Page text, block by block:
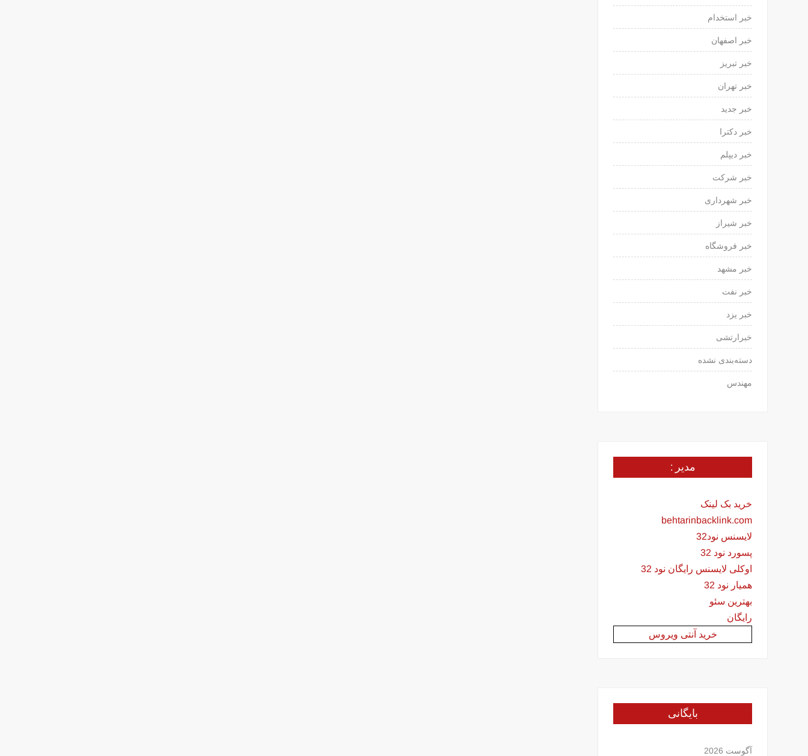
خبر استخدام
خبر اصفهان
خبر تبریز
خبر تهران
خبر جدید
خبر دکترا
خبر دیپلم
خبر شرکت
خبر شهرداری
خبر شیراز
خبر فروشگاه
خبر مشهد
خبر نفت
خبر یزد
خبرارتشی
دسته‌بندی نشده
مهندس
مدیر :
خرید بک لینک
behtarinbacklink.com
لایسنس نود32
پسورد نود 32
اوکلی لایسنس رایگان نود 32
همیار نود 32
بهترین سئو
رایگان
خرید آنتی ویروس
بایگانی
آگوست 2026